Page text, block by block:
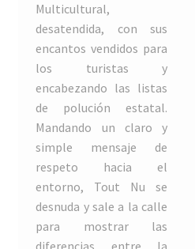
2nd edition
Alicia Fernández
Argenis Ibañez
Arya Sukapura Putra
BIANCA LEE VASQUEZ
Multicultural,
desatendida, con sus
encantos vendidos para
los turistas y
encabezando las listas
de polución estatal.
Mandando un claro y
simple mensaje de
respeto hacia el
entorno, Tout Nu se
desnuda y sale a la calle
para mostrar las